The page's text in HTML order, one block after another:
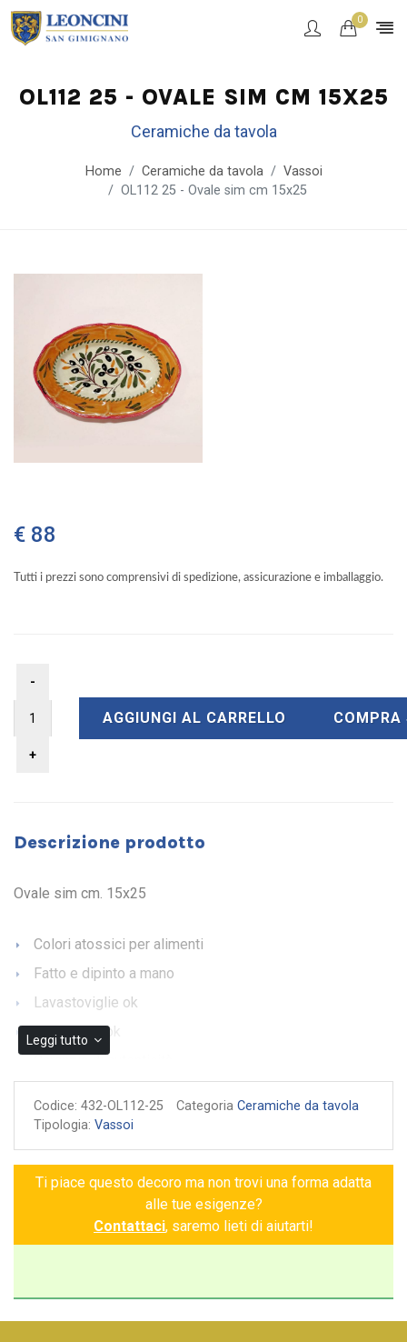
0
OL112 25 - OVALE SIM CM 15X25
Ceramiche da tavola
Home Ceramiche da tavola
Vassoi
OL112 25 - Ovale sim cm 15x25
€ 88
Tutti i prezzi sono comprensivi di spedizione, assicurazione e imballaggio.
AGGIUNGI AL CARRELLO COMPRA
Descrizione prodotto
Ovale sim cm. 15x25
Colori atossici per alimenti
Fatto e dipinto a mano
Lavastoviglie ok
Microonde ok
Garanzia di autenticità
Leggi tutto
Codice: 432-OL112-25 Categoria Ceramiche da tavola
Tipologia: Vassoi
Ti piace questo decoro ma non trovi una forma adatta
alle tue esigenze?
Contattaci, saremo lieti di aiutarti!